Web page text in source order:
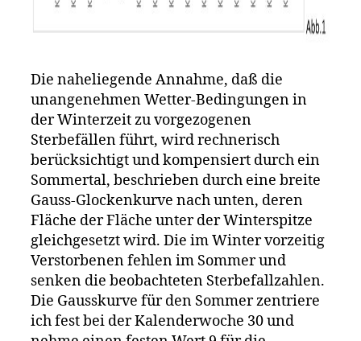
Die naheliegende Annahme, daß die
unangenehmen Wetter-Bedingungen in
der Winterzeit zu vorgezogenen
Sterbefällen führt, wird rechnerisch
berücksichtigt und kompensiert durch ein
Sommertal, beschrieben durch eine breite
Gauss-Glockenkurve nach unten, deren
Fläche der Fläche unter der Winterspitze
gleichgesetzt wird. Die im Winter vorzeitig
Verstorbenen fehlen im Sommer und
senken die beobachteten Sterbefallzahlen.
Die Gausskurve für den Sommer zentriere
ich fest bei der Kalenderwoche 30 und